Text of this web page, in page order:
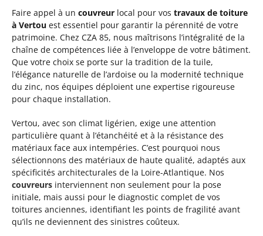
Faire appel à un couvreurlocal pour vos travaux de toiture
à Vertouest essentiel pour garantir la pérennité de votre
patrimoine. Chez CZA 85, nous maîtrisons l’intégralité de la
chaîne de compétences liée à l’enveloppe de votre bâtiment.
Que votre choix se porte sur la tradition de la tuile,
l’élégance naturelle de l’ardoise ou la modernité technique
du zinc, nos équipes déploient une expertise rigoureuse
pour chaque installation.
Vertou, avec son climat ligérien, exige une attention
particulière quant à l’étanchéité et à la résistance des
matériaux face aux intempéries. C’est pourquoi nous
sélectionnons des matériaux de haute qualité, adaptés aux
spécificités architecturales de la Loire-Atlantique. Nos
couvreurs interviennent non seulement pour la pose
initiale, mais aussi pour le diagnostic complet de vos
toitures anciennes, identifiant les points de fragilité avant
qu’ils ne deviennent des sinistres coûteux.